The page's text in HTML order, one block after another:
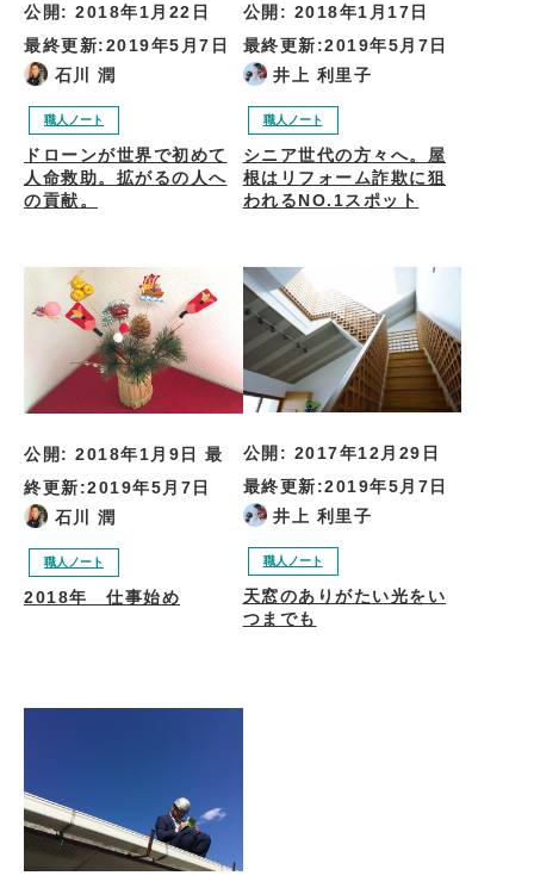
公開: 2018年1月22日
最終更新:2019年5月7日
石川 潤
職人ノート
ドローンが世界で初めて
人命救助。拡がるの人へ
の貢献。
公開: 2018年1月17日
最終更新:2019年5月7日
井上 利里子
職人ノート
シニア世代の方々へ。屋
根はリフォーム詐欺に狙
われるNO.1スポット
公開: 2018年1月9日
最
終更新:2019年5月7日
石川 潤
職人ノート
2018年 仕事始め
公開: 2017年12月29日
最終更新:2019年5月7日
井上 利里子
職人ノート
天窓のありがたい光をい
つまでも